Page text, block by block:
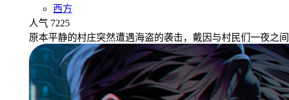
西方
人气 7225
原本平静的村庄突然遭遇海盗的袭击，戴因与村民们一夜之